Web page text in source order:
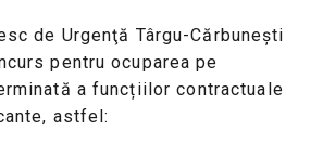
de Urgenţă Târgu-Cărbuneşti
pentru ocuparea pe
a funcțiilor contractuale
astfel: